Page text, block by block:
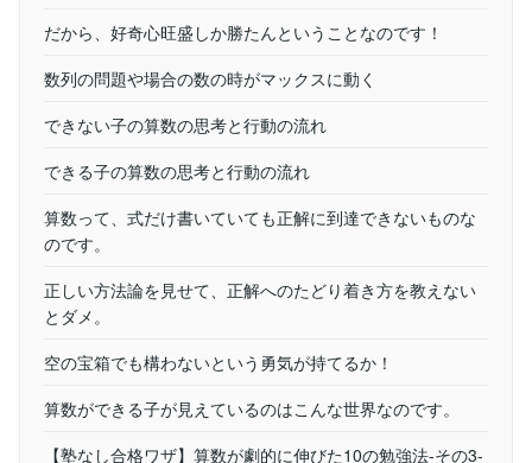
だから、好奇心旺盛しか勝たんということなのです！
数列の問題や場合の数の時がマックスに動く
できない子の算数の思考と行動の流れ
できる子の算数の思考と行動の流れ
算数って、式だけ書いていても正解に到達できないものな
のです。
正しい方法論を見せて、正解へのたどり着き方を教えない
とダメ。
空の宝箱でも構わないという勇気が持てるか！
算数ができる子が見えているのはこんな世界なのです。
【塾なし合格ワザ】算数が劇的に伸びた10の勉強法-その3-